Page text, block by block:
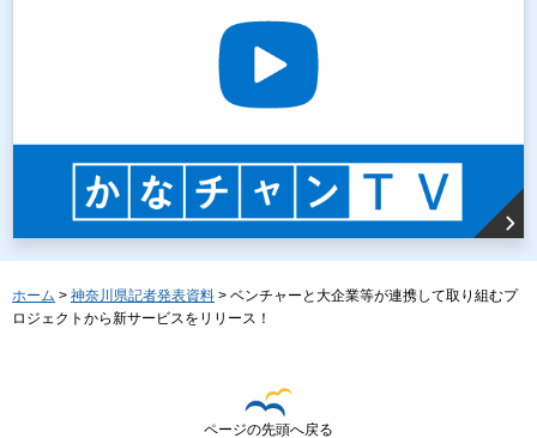
ホーム > 神奈川県記者発表資料 > ベンチャーと大企業等が連携して取り組むプ
ロジェクトから新サービスをリリース！
ページの先頭へ戻る